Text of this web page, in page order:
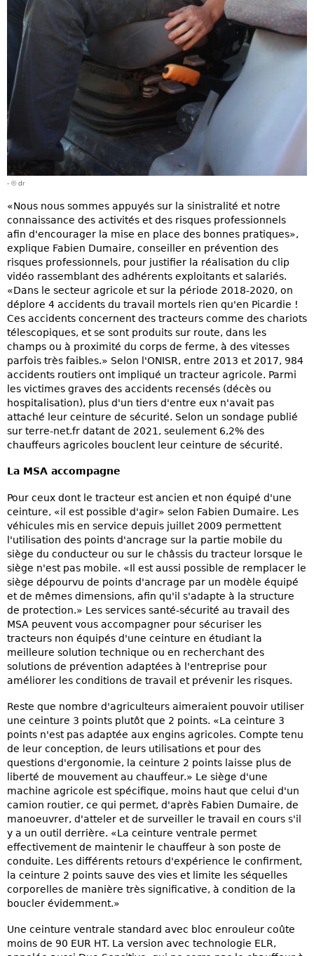
- © dr
«Nous nous sommes appuyés sur la sinistralité et notre
connaissance des activités et des risques professionnels
afin d'encourager la mise en place des bonnes pratiques»,
explique Fabien Dumaire, conseiller en prévention des
risques professionnels, pour justifier la réalisation du clip
vidéo rassemblant des adhérents exploitants et salariés.
«Dans le secteur agricole et sur la période 2018-2020, on
déplore 4 accidents du travail mortels rien qu'en Picardie !
Ces accidents concernent des tracteurs comme des chariots
télescopiques, et se sont produits sur route, dans les
champs ou à proximité du corps de ferme, à des vitesses
parfois très faibles.» Selon l'ONISR, entre 2013 et 2017, 984
accidents routiers ont impliqué un tracteur agricole. Parmi
les victimes graves des accidents recensés (décès ou
hospitalisation), plus d'un tiers d'entre eux n'avait pas
attaché leur ceinture de sécurité. Selon un sondage publié
sur terre-net.fr datant de 2021, seulement 6,2% des
chauffeurs agricoles bouclent leur ceinture de sécurité.
La MSA accompagne
Pour ceux dont le tracteur est ancien et non équipé d'une
ceinture, «il est possible d'agir» selon Fabien Dumaire. Les
véhicules mis en service depuis juillet 2009 permettent
l'utilisation des points d'ancrage sur la partie mobile du
siège du conducteur ou sur le châssis du tracteur lorsque le
siège n'est pas mobile. «Il est aussi possible de remplacer le
siège dépourvu de points d'ancrage par un modèle équipé
et de mêmes dimensions, afin qu'il s'adapte à la structure
de protection.» Les services santé-sécurité au travail des
MSA peuvent vous accompagner pour sécuriser les
tracteurs non équipés d'une ceinture en étudiant la
meilleure solution technique ou en recherchant des
solutions de prévention adaptées à l'entreprise pour
améliorer les conditions de travail et prévenir les risques.
Reste que nombre d'agriculteurs aimeraient pouvoir utiliser
une ceinture 3 points plutôt que 2 points. «La ceinture 3
points n'est pas adaptée aux engins agricoles. Compte tenu
de leur conception, de leurs utilisations et pour des
questions d'ergonomie, la ceinture 2 points laisse plus de
liberté de mouvement au chauffeur.» Le siège d'une
machine agricole est spécifique, moins haut que celui d'un
camion routier, ce qui permet, d'après Fabien Dumaire, de
manoeuvrer, d'atteler et de surveiller le travail en cours s'il
y a un outil derrière. «La ceinture ventrale permet
effectivement de maintenir le chauffeur à son poste de
conduite. Les différents retours d'expérience le confirment,
la ceinture 2 points sauve des vies et limite les séquelles
corporelles de manière très significative, à condition de la
boucler évidemment.»
Une ceinture ventrale standard avec bloc enrouleur coûte
moins de 90 EUR HT. La version avec technologie ELR,